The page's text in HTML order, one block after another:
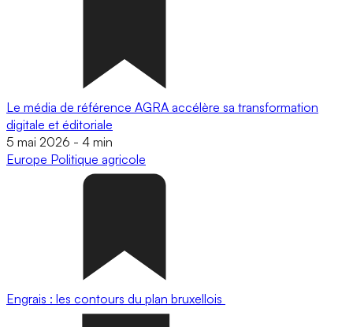
Le média de référence AGRA accélère sa transformation
digitale et éditoriale
5 mai 2026 - 4 min
Europe Politique agricole
Engrais : les contours du plan bruxellois